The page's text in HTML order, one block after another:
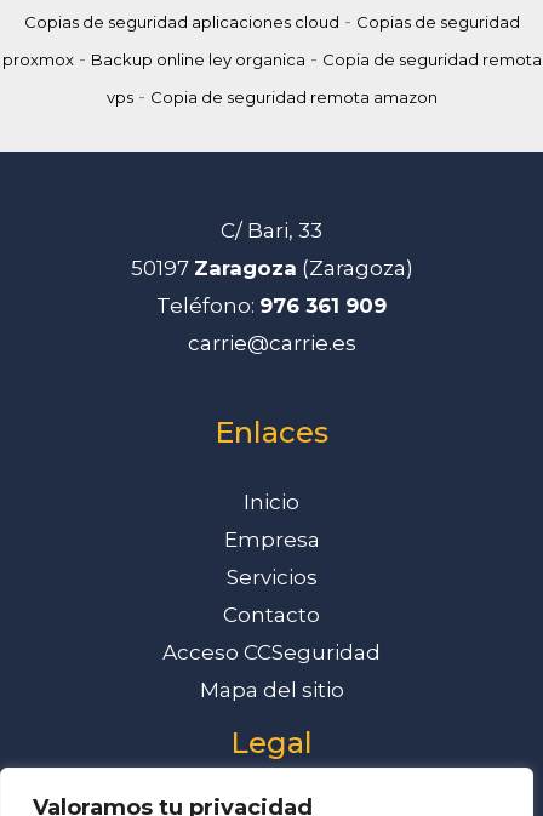
Valoramos tu privacidad
Copias de seguridad aplicaciones cloud - Copias de seguridad
proxmox- Backup online ley organica - Copia de seguridad remota
vps- Copia de seguridad remota amazon
C/ Bari, 33
50197 Zaragoza (Zaragoza)
Teléfono: 976 361 909
carrie@carrie.es
Enlaces
Inicio
Empresa
Servicios
Contacto
Acceso CCSeguridad
Mapa del sitio
Legal